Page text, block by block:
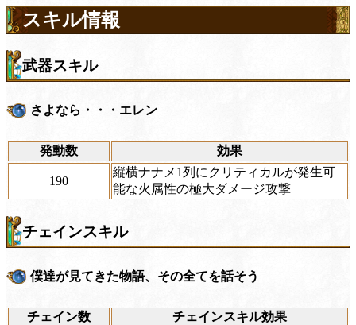
スキル情報
武器スキル
さよなら・・・エレン
発動数 効果
190
縦横ナナメ1列にクリティカルが発生可
能な火属性の極大ダメージ攻撃
チェインスキル
僕達が見てきた物語、その全てを話そう
チェイン数 チェインスキル効果